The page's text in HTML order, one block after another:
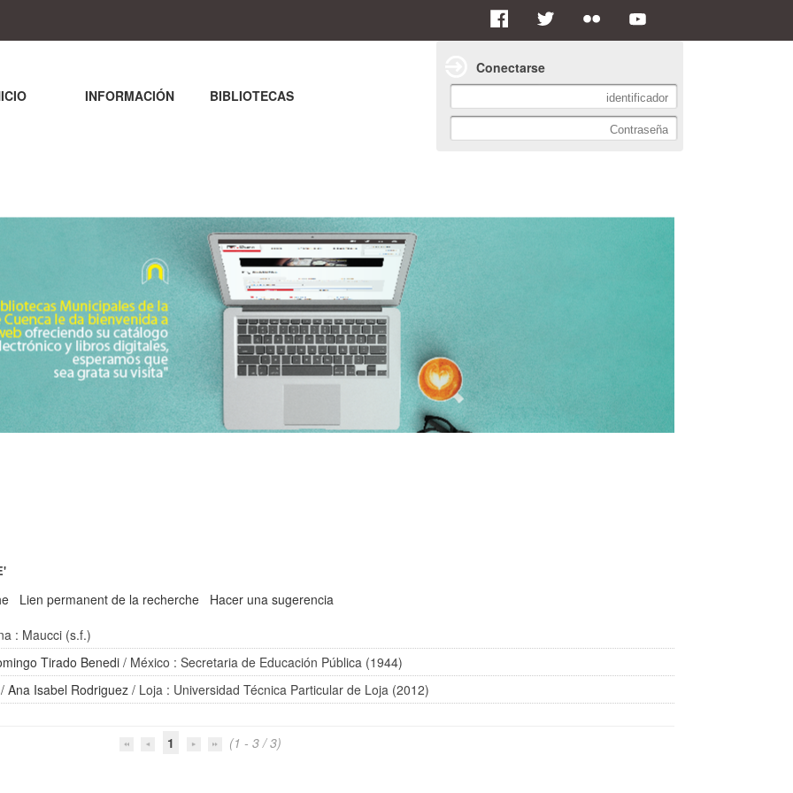
Lien permanent de la recherche
Hacer una sugerencia
: Maucci (s.f.)
Tirado Benedi / México : Secretaria de Educación Pública (1944)
Ana Isabel Rodriguez / Loja : Universidad Técnica Particular de Loja (2012)
1 (1 - 3 / 3)
INFORMACIÓN BIBLIOTECAS
Conectarse